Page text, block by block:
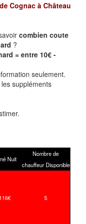
Cognac à Château
combien coute
?
= entre 10€ -
seulement.
suppléments
Nuit
Nombre de
chauffeur Disponible
5